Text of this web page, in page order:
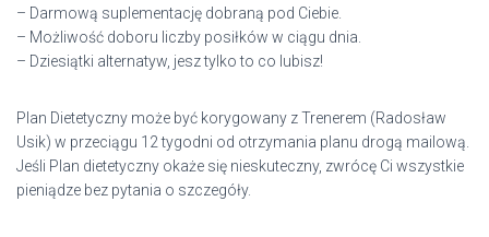
– Darmową suplementację dobraną pod Ciebie.
– Możliwość doboru liczby posiłków w ciągu dnia.
– Dziesiątki alternatyw, jesz tylko to co lubisz!
Plan Dietetyczny może być korygowany z Trenerem (Radosław
Usik) w przeciągu 12 tygodni od otrzymania planu drogą mailową.
Jeśli Plan dietetyczny okaże się nieskuteczny, zwrócę Ci wszystkie
pieniądze bez pytania o szczegóły.